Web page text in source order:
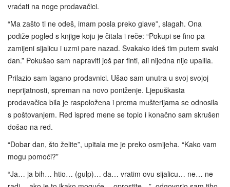
vraćati na noge prodavačici.
“Ma zašto ti ne odeš, imam posla preko glave”, slagah. Ona
podiže pogled s knjige koju je čitala i reče: “Pokupi se fino pa
zamijeni sijalicu i uzmi pare nazad. Svakako ideš tim putem svaki
dan.” Pokušao sam napraviti još par finti, ali nijedna nije upalila.
Prilazio sam lagano prodavnici. Ušao sam unutra u svoj svojoj
neprijatnosti, spreman na novo poniženje. Ljepuškasta
prodavačica bila je raspoložena i prema mušterijama se odnosila
s poštovanjem. Red ispred mene se topio i konačno sam skrušen
došao na red.
“Dobar dan, što želite”, upitala me je preko osmijeha. “Kako vam
mogu pomoći?”
“Ja… ja bih… htio… (gulp)… da… vratim ovu sijalicu… ne… ne